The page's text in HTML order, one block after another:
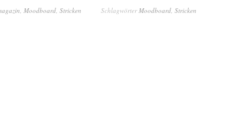
, Moodboard, Stricken SchlagwörterMoodboard, Stricken